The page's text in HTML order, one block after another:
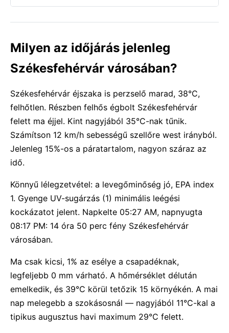
Milyen az időjárás jelenleg
Székesfehérvár városában?
Székesfehérvár éjszaka is perzselő marad, 38°C,
felhőtlen. Részben felhős égbolt Székesfehérvár
felett ma éjjel. Kint nagyjából 35°C-nak tűnik.
Számítson 12 km/h sebességű szellőre west irányból.
Jelenleg 15%-os a páratartalom, nagyon száraz az
idő.
Könnyű lélegzetvétel: a levegőminőség jó, EPA index
1. Gyenge UV-sugárzás (1) minimális leégési
kockázatot jelent. Napkelte 05:27 AM, napnyugta
08:17 PM: 14 óra 50 perc fény Székesfehérvár
városában.
Ma csak kicsi, 1% az esélye a csapadéknak,
legfeljebb 0 mm várható. A hőmérséklet délután
emelkedik, és 39°C körül tetőzik 15 környékén. A mai
nap melegebb a szokásosnál — nagyjából 11°C-kal a
tipikus augusztus havi maximum 29°C felett.